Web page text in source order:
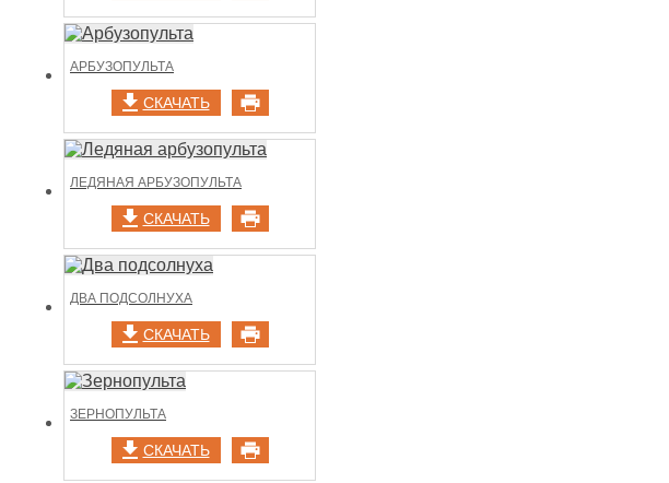
АРБУЗОПУЛЬТА
СКАЧАТЬ
ЛЕДЯНАЯ АРБУЗОПУЛЬТА
СКАЧАТЬ
ДВА ПОДСОЛНУХА
СКАЧАТЬ
ЗЕРНОПУЛЬТА
СКАЧАТЬ